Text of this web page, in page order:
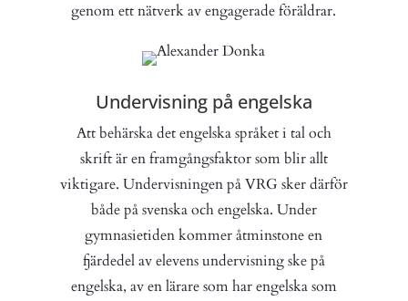
genom ett nätverk av engagerade föräldrar.
Undervisning på engelska
Att behärska det engelska språket i tal och
skrift är en framgångsfaktor som blir allt
viktigare. Undervisningen på VRG sker därför
både på svenska och engelska. Under
gymnasietiden kommer åtminstone en
fjärdedel av elevens undervisning ske på
engelska, av en lärare som har engelska som